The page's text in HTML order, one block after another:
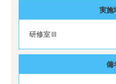
実施
研修室Ⅲ
備